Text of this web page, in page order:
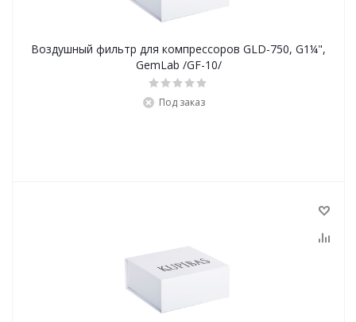
Воздушный фильтр для компрессоров GLD-750, G1¼",
GemLab /GF-10/
Под заказ